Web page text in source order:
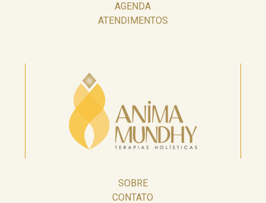
AGENDA
ATENDIMENTOS
SOBRE
CONTATO